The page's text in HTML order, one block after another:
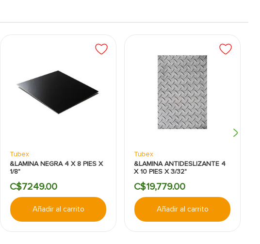
Tubex
&LAMINA NEGRA 4 X 8 PIES X
1/8"
C$7249.00
Añadir al carrito
Tubex
&LAMINA ANTIDESLIZANTE 4
X 10 PIES X 3/32"
C$19,779.00
Añadir al carrito